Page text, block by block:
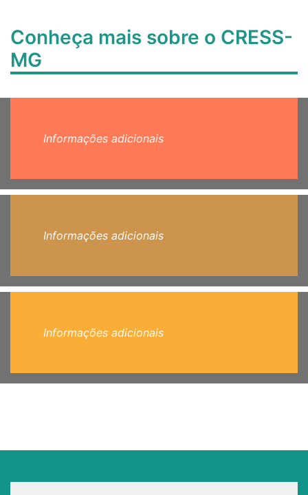
Conheça mais sobre o CRESS-
MG
Informações adicionais
Informações adicionais
Informações adicionais